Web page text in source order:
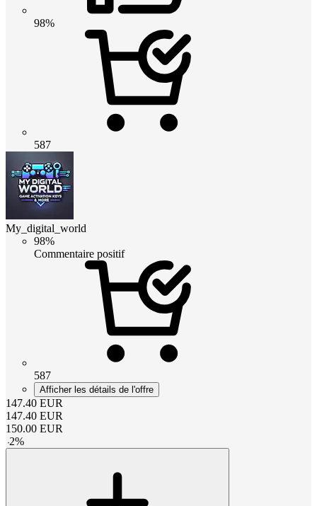
98%
587
My_digital_world
98%
Commentaire positif
587
Afficher les détails de l'offre
147.40 EUR
147.40 EUR
150.00 EUR
-2%